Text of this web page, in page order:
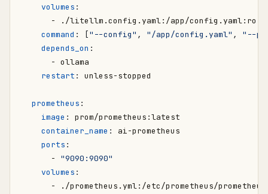
volumes :
-
./litellm.config.yaml:/app/config.yaml:ro
command : ["--config" , "/app/config.yaml" ,
"--
depends_on :
- ollama
restart : unless-stopped
prometheus :
image :
prom/prometheus:latest
container_name :
ai-prometheus
ports :
- "9090:9090"
volumes :
-
./prometheus.yml:/etc/prometheus/